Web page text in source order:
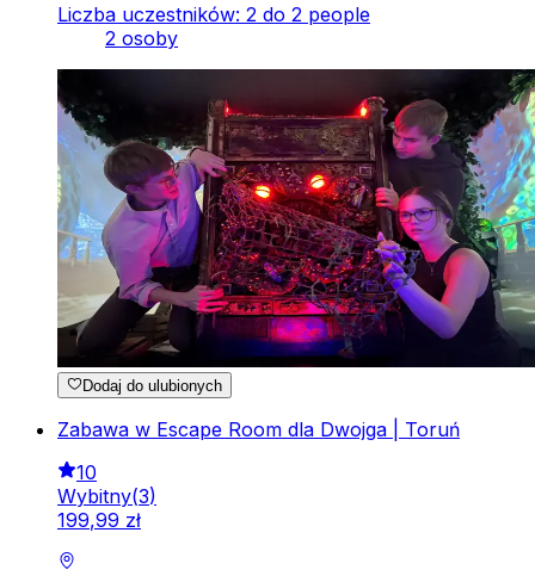
Liczba uczestników: 2 do 2 people
2 osoby
Dodaj do ulubionych
Zabawa w Escape Room dla Dwojga | Toruń
10
Wybitny(3)
199,99 zł